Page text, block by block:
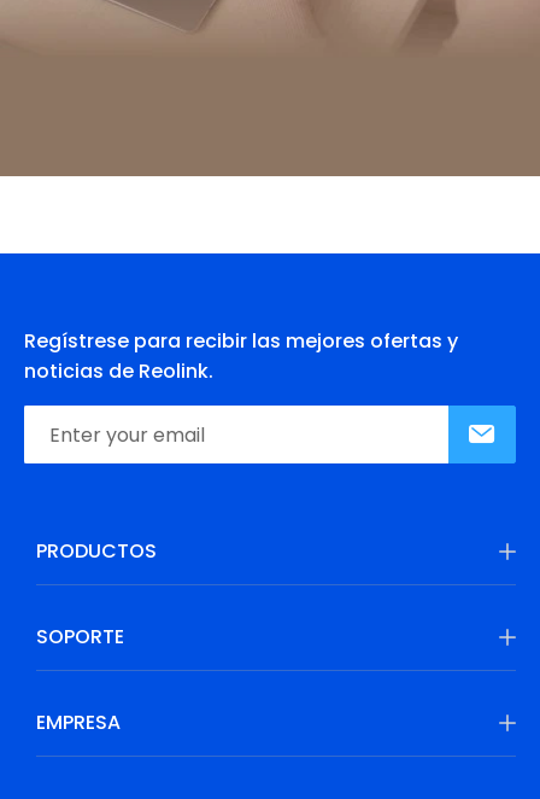
Regístrese para recibir las mejores ofertas y
noticias de Reolink.
PRODUCTOS
SOPORTE
EMPRESA